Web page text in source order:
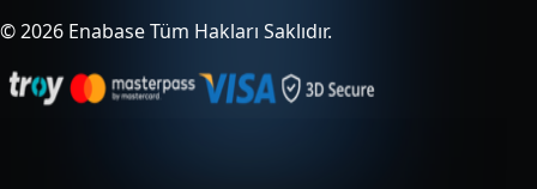
© 2026 Enabase Tüm Hakları Saklıdır.